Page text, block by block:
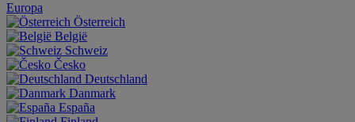
Europa
Österreich
België
Schweiz
Česko
Deutschland
Danmark
España